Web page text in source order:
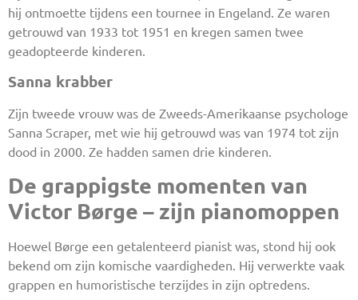
hij ontmoette tijdens een tournee in Engeland. Ze waren
getrouwd van 1933 tot 1951 en kregen samen twee
geadopteerde kinderen.
Sanna krabber
Zijn tweede vrouw was de Zweeds-Amerikaanse psychologe
Sanna Scraper, met wie hij getrouwd was van 1974 tot zijn
dood in 2000. Ze hadden samen drie kinderen.
De grappigste momenten van
Victor Børge – zijn pianomoppen
Hoewel Børge een getalenteerd pianist was, stond hij ook
bekend om zijn komische vaardigheden. Hij verwerkte vaak
grappen en humoristische terzijdes in zijn optredens.